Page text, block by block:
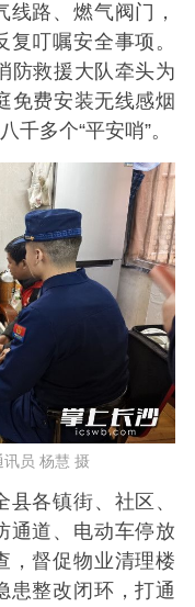
路、燃气阀门，
叮嘱安全事项。
防救援大队牵头为
免费安装无线感烟
多个“平安哨”。
员 杨慧 摄
各镇街、社区、
通道、电动车停放
，督促物业清理楼
患整改闭环，打通